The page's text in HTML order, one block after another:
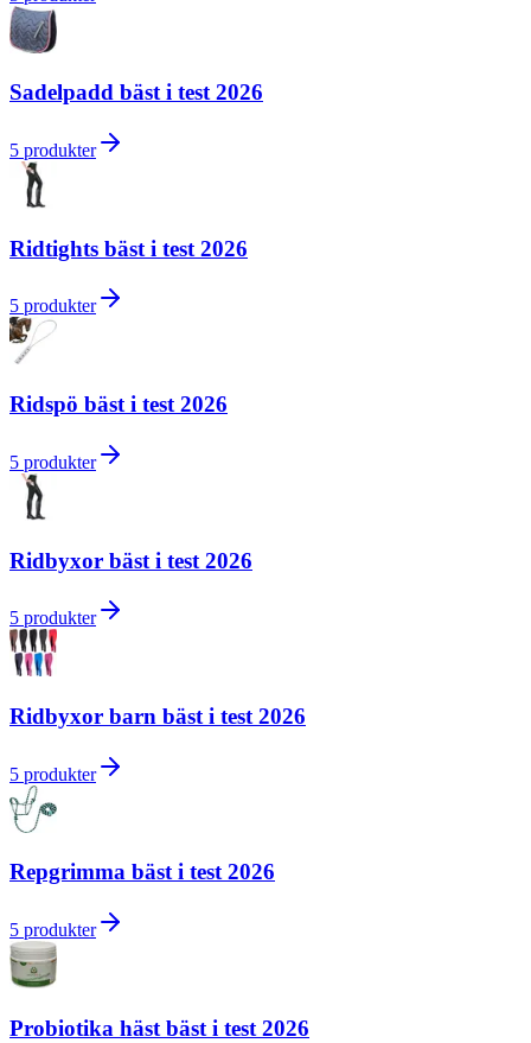
Sadelpadd bäst i test 2026
5 produkter
Ridtights bäst i test 2026
5 produkter
Ridspö bäst i test 2026
5 produkter
Ridbyxor bäst i test 2026
5 produkter
Ridbyxor barn bäst i test 2026
5 produkter
Repgrimma bäst i test 2026
5 produkter
Probiotika häst bäst i test 2026